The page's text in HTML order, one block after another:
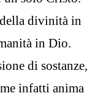
divinità in
in Dio.
di sostanze,
infatti anima